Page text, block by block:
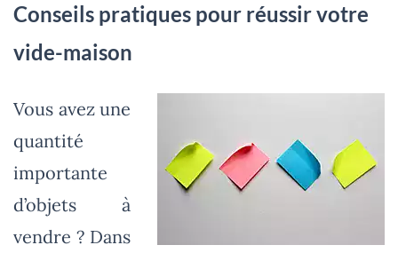
Conseils pratiques pour réussir votre
vide-maison
Vous avez une
quantité
importante
d’objets à
vendre ? Dans